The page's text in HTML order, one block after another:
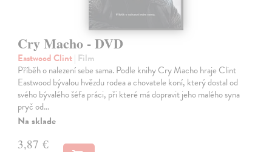
Cry Macho - DVD
Eastwood Clint| Film
Příběh o nalezení sebe sama. Podle knihy Cry Macho hraje Clint
Eastwood bývalou hvězdu rodea a chovatele koní, který dostal od
svého bývalého šéfa práci, při které má dopravit jeho malého syna
pryč od…
Na sklade
3,87 €